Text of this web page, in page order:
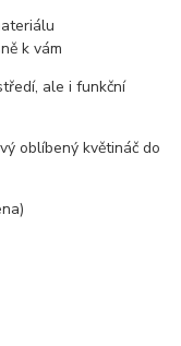
k vám
ale i funkční
oblíbený květináč do